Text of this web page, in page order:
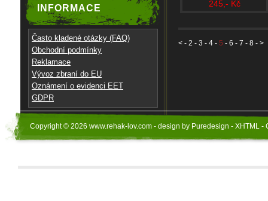
INFORMACE
Často kladené otázky (FAQ)
Obchodní podmínky
Reklamace
Vývoz zbraní do EU
Oznámení o evidenci EET
GDPR
245,- Kč
< - 2 - 3 - 4 - 5 - 6 - 7 - 8 - >
Copyright © 2026 www.rehak-lov.com - design by Puredesign - XHTML -